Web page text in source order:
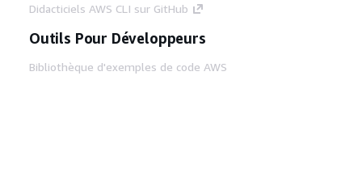
Didacticiels AWS CLI sur GitHub
Outils Pour Développeurs
Bibliothèque d'exemples de code AWS